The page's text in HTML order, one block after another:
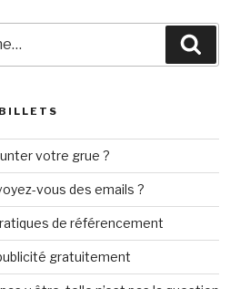
votre grue ?
vous des emails ?
de référencement
gratuitement